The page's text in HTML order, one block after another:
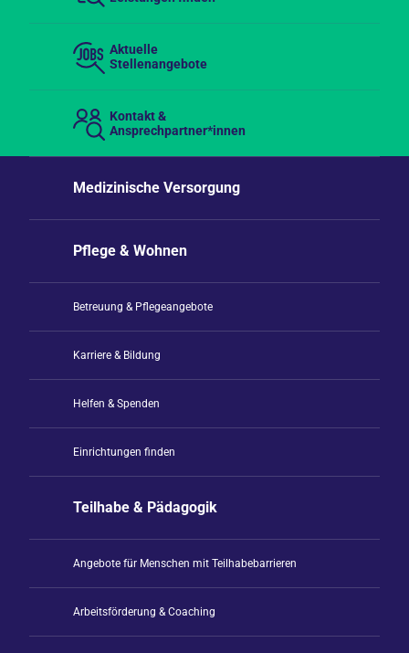
Aktuelle
Stellenangebote
Kontakt &
Ansprechpartner*innen
Medizinische Versorgung
Pflege & Wohnen
Betreuung & Pflegeangebote
Karriere & Bildung
Helfen & Spenden
Einrichtungen finden
Teilhabe & Pädagogik
Angebote für Menschen mit Teilhabebarrieren
Arbeitsförderung & Coaching